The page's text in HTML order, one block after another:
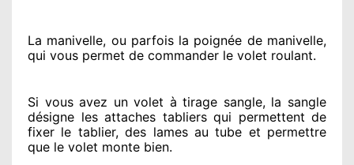
La manivelle, ou parfois la poignée de manivelle,
qui vous permet de commander le volet roulant.
Si vous avez un volet à tirage sangle, la sangle
désigne les attaches tabliers qui permettent de
fixer le tablier, des lames au tube et permettre
que le volet monte bien.